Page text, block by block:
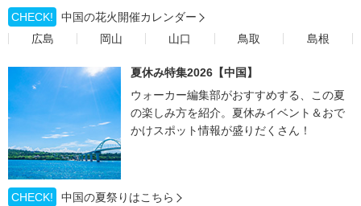
CHECK!
中国の花火開催カレンダー
広島
岡山 山口 鳥取 島根
夏休み特集2026【中国】
ウォーカー編集部がおすすめする、この夏
の楽しみ方を紹介。夏休みイベント＆おで
かけスポット情報が盛りだくさん！
CHECK!
中国の夏祭りはこちら